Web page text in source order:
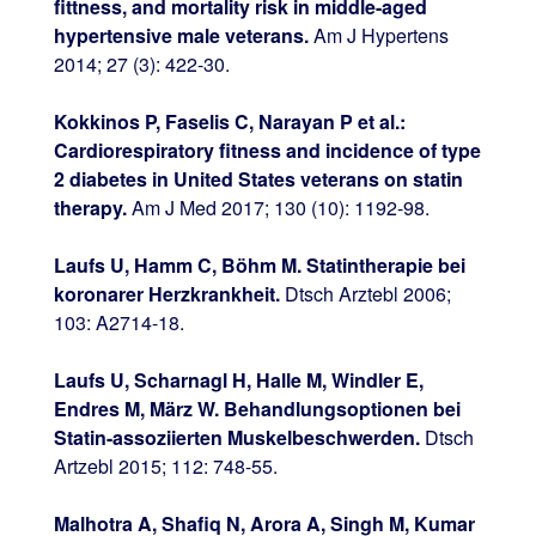
fittness, and mortality risk in middle-aged
hypertensive male veterans.Am J Hypertens
2014; 27 (3): 422-30.
Kokkinos P, Faselis C, Narayan P et al.:
Cardiorespiratory fitness and incidence of type
2 diabetes in United States veterans on statin
therapy.Am J Med 2017; 130 (10): 1192-98.
Laufs U, Hamm C, Böhm M. Statintherapie bei
koronarer Herzkrankheit.Dtsch Arztebl 2006;
103: A2714-18.
Laufs U, Scharnagl H, Halle M, Windler E,
Endres M, März W. Behandlungsoptionen bei
Statin-assoziierten Muskelbeschwerden.Dtsch
Artzebl 2015; 112: 748-55.
Malhotra A, Shafiq N, Arora A, Singh M, Kumar